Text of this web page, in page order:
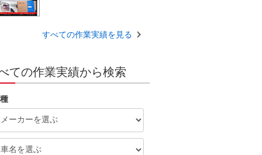
すべての作業実績を見る
ての作業実績から検索